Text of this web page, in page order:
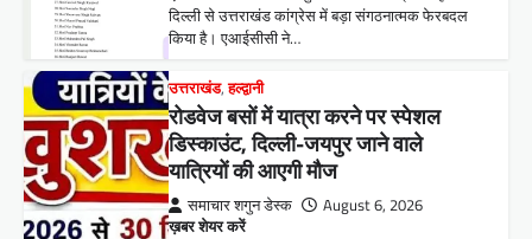
दिल्ली से उत्तराखंड कांग्रेस में बड़ा संगठनात्मक फेरबदल
किया है। एआईसीसी ने…
उत्तराखंड,हल्द्वानी
रोडवेज बसों में यात्रा करने पर स्पेशल
डिस्काउंट, दिल्ली-जयपुर जाने वाले
यात्रियों की आएगी मौज
समाचार शगुन डेस्क August 6, 2026
ख़बर शेयर करें